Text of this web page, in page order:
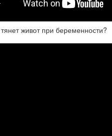
живот при беременности?